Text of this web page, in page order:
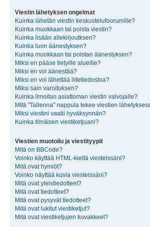
Viestin lähetyksen ongelmat
Kuinka lähetän viestin keskustelufoorumille?
Kuinka muokkaan tai poista viestin?
Kuinka lisään allekirjoutksen?
Kuinka luon äänestyksen?
Kuinka muokkaan tai poistan äänestyksen?
Miksi en pääse tietyille alueille?
Miksi en voi äänestää?
Miksi en voi lähettää liitetiedostoa?
Miksi sain varoituksen?
Kuinka ilmoitan asiattoman viestin valvojalle?
Mitä "Tallenna" nappula tekee viestien
Miksi viestini vaatii hyväksynnän?
Kuinka tönäisen viestiketjuani?
Viestien muotoilu ja viestityypit
Mitä on BBCode?
Voinko käyttää HTML-kieltä viesteissäni?
Mitä ovat hymiöt?
Voinko näyttää kuvia viesteissäni?
Mitä ovat yleistiedotteet?
Mitä ovat tiedotteet?
Mitä ovat pysyvät tiedotteet?
Mitä ovat lukitut viestiketjut?
Mitä ovat viestiketjujen kuvakkeet?